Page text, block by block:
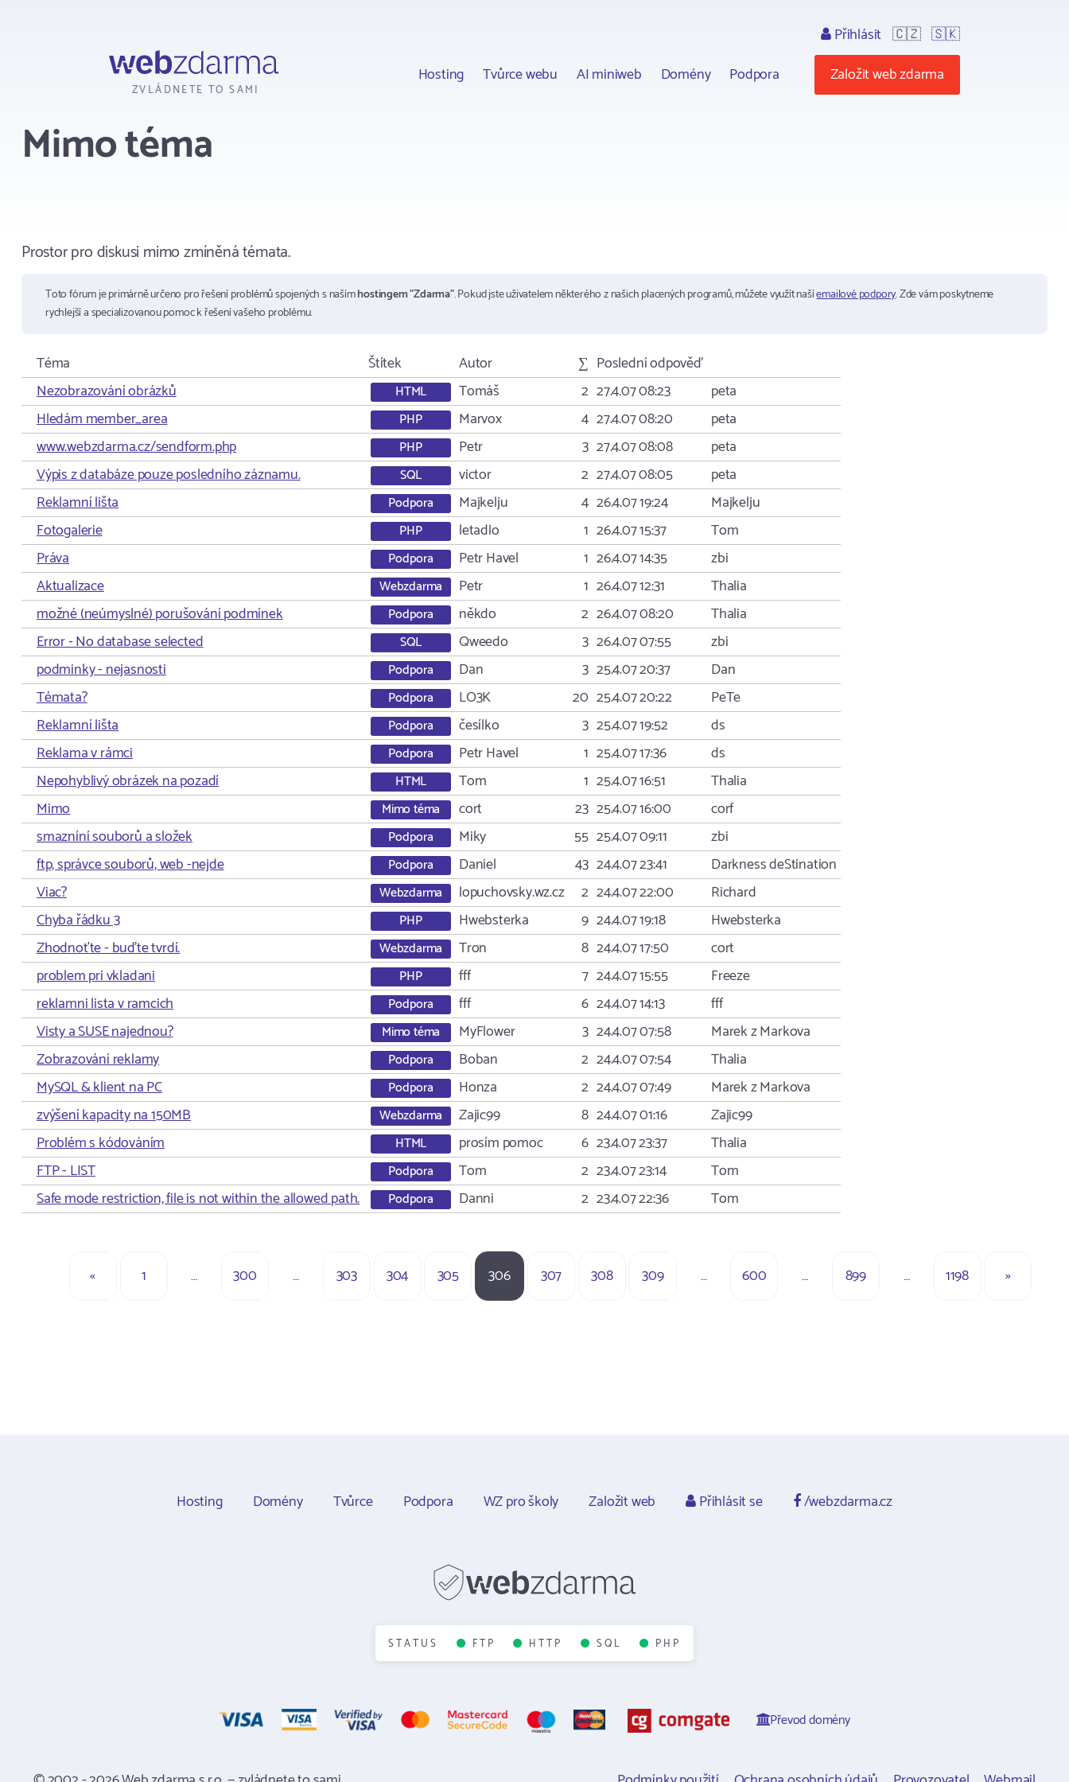
ZVLÁDNETE TO SAMI
Hosting Tvůrce webu AI miniweb Domény Podpora
Přihlásit 🇨🇿 🇸🇰
Založit web zdarma
Mimo téma
Prostor pro diskusi mimo zmíněná témata.
Toto fórum je primárně určeno pro řešení problémů spojených s našímhostingem "Zdarma". Pokud jste uživatelem některého z našich placených programů, můžete využít našíemailové podpory. Zde vám poskytneme
rychlejší a specializovanou pomoc k řešení vašeho problému.
Téma Štítek Autor ∑ Poslední odpověď
Nezobrazování obrázků
HTML Tomáš 2 27.4.07 08:23
peta
Hledám member_area
PHP Marvox 4 27.4.07 08:20
peta
www.webzdarma.cz/sendform.php
PHP Petr 3 27.4.07 08:08
peta
Výpis z databáze pouze posledního záznamu.
SQL victor 2 27.4.07 08:05
peta
Reklamní lišta
Podpora Majkelju 4 26.4.07 19:24
Majkelju
Fotogalerie
PHP letadlo 1 26.4.07 15:37
Tom
Práva
Podpora Petr Havel 1 26.4.07 14:35
zbi
Aktualizace
Webzdarma Petr 1 26.4.07 12:31
Thalia
možné (neúmyslné) porušování podmínek
Podpora někdo 2 26.4.07 08:20
Thalia
Error - No database selected
SQL Qweedo 3 26.4.07 07:55
zbi
podminky - nejasnosti
Podpora Dan 3 25.4.07 20:37
Dan
Témata?
Podpora LO3K 20 25.4.07 20:22
PeTe
Reklamní lišta
Podpora česílko 3 25.4.07 19:52
ds
Reklama v rámci
Podpora Petr Havel 1 25.4.07 17:36
ds
Nepohyblivý obrázek na pozadí
HTML Tom 1 25.4.07 16:51
Thalia
Mimo
Mimo téma cort 23 25.4.07 16:00
corf
smazníní souborů a složek
Podpora Miky 55 25.4.07 09:11
zbi
ftp, správce souborů, web -nejde
Podpora Daniel 43 24.4.07 23:41
Darkness deStination
Viac?
Webzdarma lopuchovsky.wz.cz 2 24.4.07 22:00
Richard
Chyba řádku 3
PHP Hwebsterka 9 24.4.07 19:18
Hwebsterka
Zhodnoťte - buďte tvrdí.
Webzdarma Tron 8 24.4.07 17:50
cort
problem pri vkladani
PHP fff 7 24.4.07 15:55
Freeze
reklamni lista v ramcich
Podpora fff 6 24.4.07 14:13
fff
Visty a SUSE najednou?
Mimo téma MyFlower 3 24.4.07 07:58
Marek z Markova
Zobrazování reklamy
Podpora Boban 2 24.4.07 07:54
Thalia
MySQL & klient na PC
Podpora Honza 2 24.4.07 07:49
Marek z Markova
zvýšení kapacity na 150MB
Webzdarma Zajic99 8 24.4.07 01:16
Zajic99
Problém s kódováním
HTML prosím pomoc 6 23.4.07 23:37
Thalia
FTP - LIST
Podpora Tom 2 23.4.07 23:14
Tom
Safe mode restriction, file is not within the allowed path.
Podpora Danni 2 23.4.07 22:36 Tom
« 1 … 300 … 303 304 305 306 307 308 309 … 600 … 899 … 1198 »
Hosting Domény Tvůrce Podpora WZ pro školy Založit web Přihlásit se /webzdarma.cz
STATUS FTP HTTP SQL PHP
Převod domény